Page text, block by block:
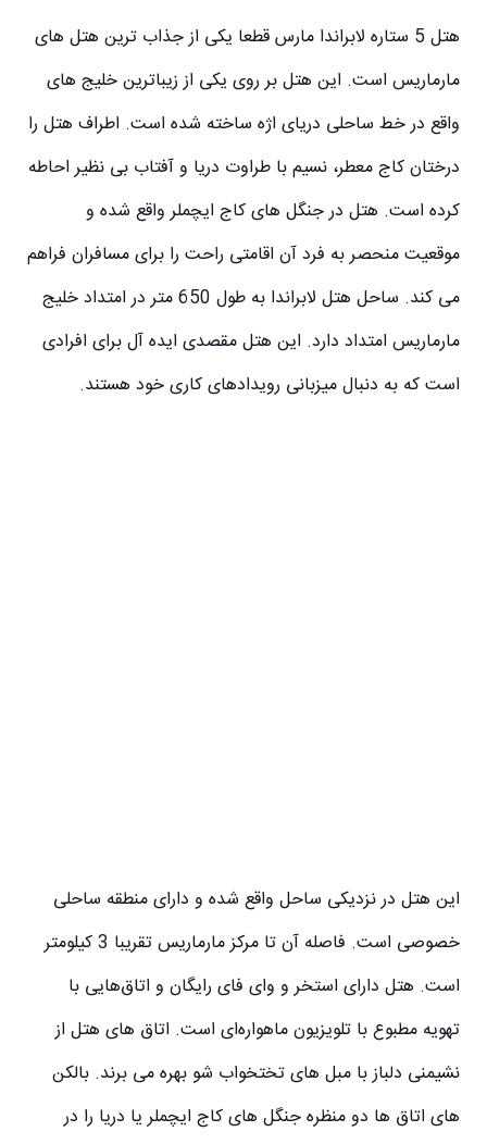
هتل 5 ستاره لابراندا مارس قطعا یکی از جذاب ترین
هتل های
مارماریس است. این هتل بر روی یکی از زیباترین خلیج های
واقع در خط ساحلی دریای اژه ساخته شده است. اطراف هتل را
درختان کاج معطر، نسیم با طراوت دریا و آفتاب بی نظیر احاطه
کرده است. هتل در جنگل های کاج ایچملر واقع شده و
موقعیت منحصر به فرد آن اقامتی راحت را برای مسافران فراهم
می کند. ساحل هتل لابراندا به طول 650 متر در امتداد خلیج
مارماریس امتداد دارد. این هتل مقصدی ایده آل برای افرادی
است که به دنبال میزبانی رویدادهای کاری خود هستند.
این هتل در نزدیکی ساحل واقع شده و دارای منطقه ساحلی
خصوصی است. فاصله آن تا مرکز مارماریس تقریبا 3 کیلومتر
است. هتل دارای استخر و وای فای رایگان و اتاق‌هایی با
تهویه مطبوع با تلویزیون ماهواره‌ای است. اتاق های هتل از
نشیمنی دلباز با مبل های تختخواب شو بهره می برند. بالکن
های اتاق ها دو منظره جنگل های کاج ایچملر یا دریا را در